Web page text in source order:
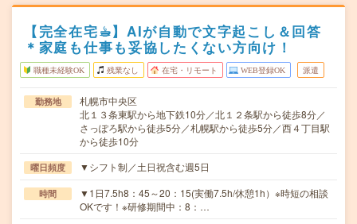
【完全在宅☕︎】AIが自動で文字起こし＆回答
＊家庭も仕事も妥協したくない方向け！
職種未経験OK 残業なし 在宅・リモート WEB登録OK 派遣
勤務地
札幌市中央区
北１３条東駅から地下鉄10分／北１２条駅から徒歩8分／
さっぽろ駅から徒歩5分／札幌駅から徒歩5分／西４丁目駅
から徒歩10分
曜日頻度 ▼シフト制／土日祝含む週5日
時間
▼1日7.5h8：45～20：15(実働7.5h/休憩1h）※時短の相談
OKです！※研修期間中：8：…